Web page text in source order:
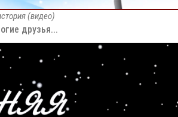
(видео)
друзья...